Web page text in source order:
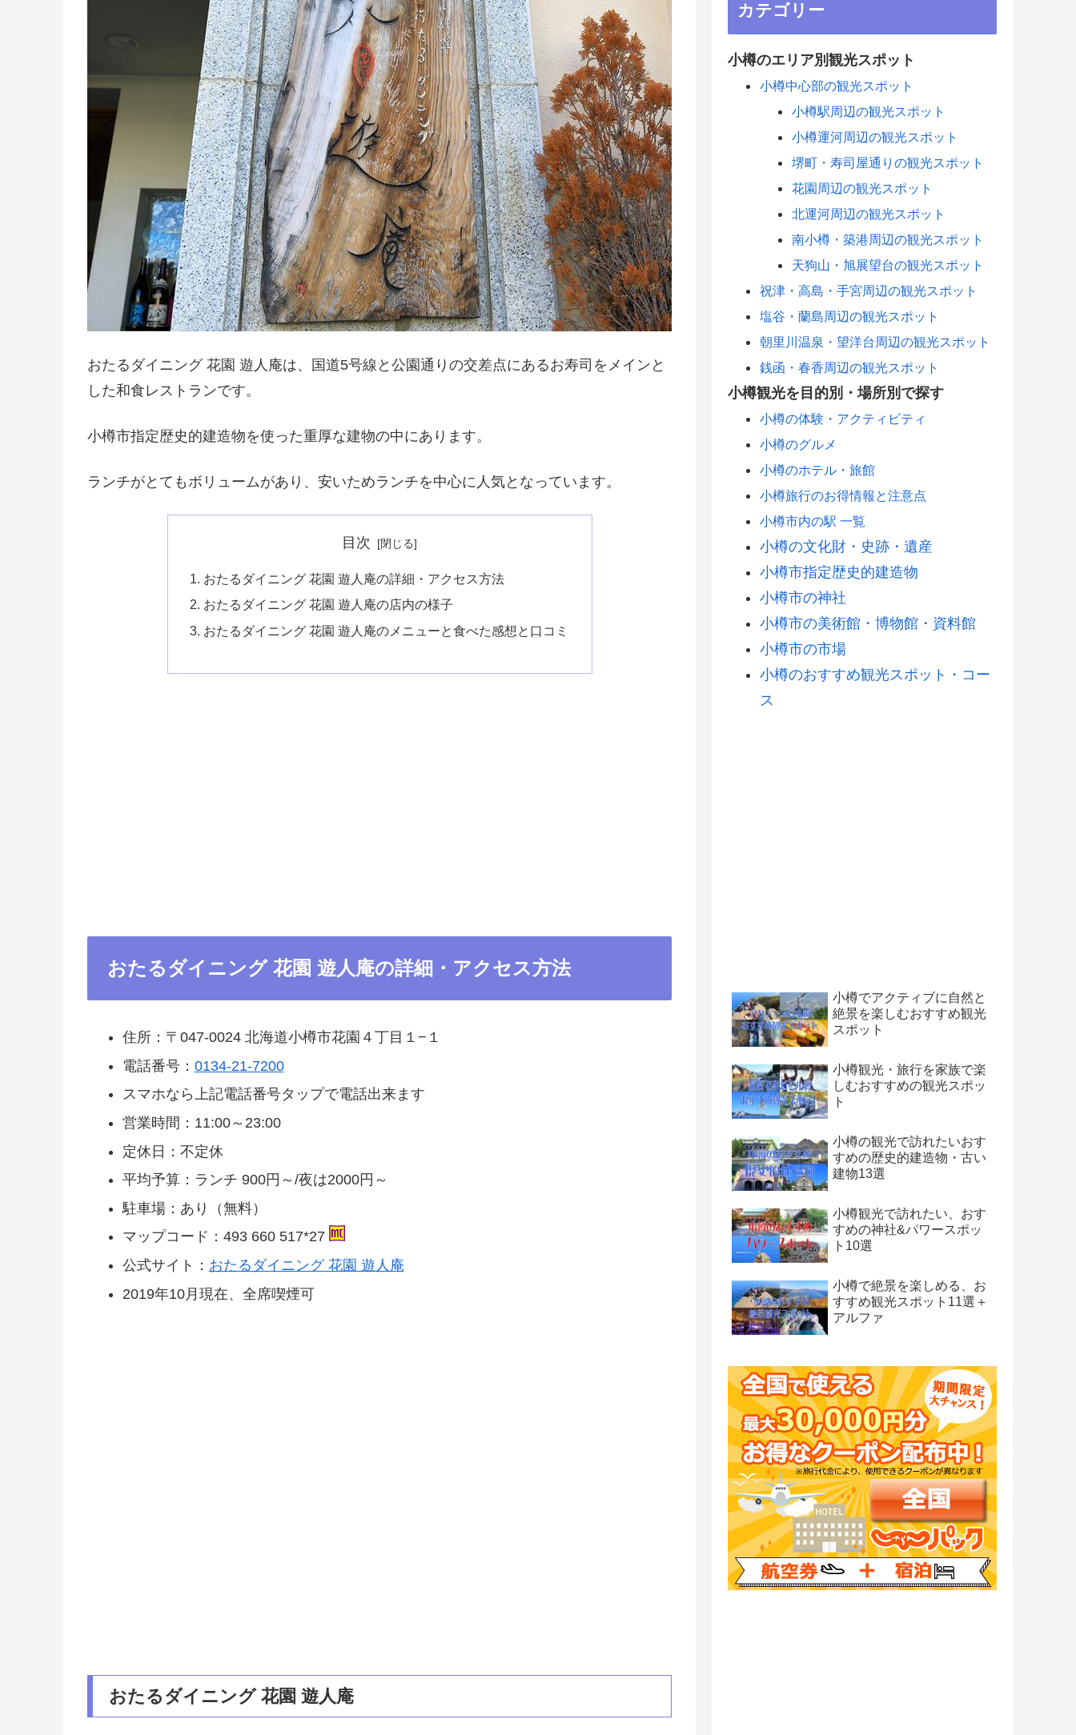
おたるダイニング 花園 遊人庵は、国道5号線と公園通りの交差点にあるお寿司をメインと
した和食レストランです。
小樽市指定歴史的建造物を使った重厚な建物の中にあります。
ランチがとてもボリュームがあり、安いためランチを中心に人気となっています。
目次
おたるダイニング 花園 遊人庵の詳細・アクセス方法
おたるダイニング 花園 遊人庵の店内の様子
おたるダイニング 花園 遊人庵のメニューと食べた感想と口コミ
おたるダイニング 花園 遊人庵の詳細・アクセス方法
住所：〒047-0024 北海道小樽市花園４丁目１−１
電話番号： 0134-21-7200
スマホなら上記電話番号タップで電話出来ます
営業時間：11:00～23:00
定休日：不定休
平均予算：ランチ 900円～/夜は2000円～
駐車場：あり（無料）
マップコード：493 660 517*27
公式サイト： おたるダイニング 花園 遊人庵
2019年10月現在、全席喫煙可
おたるダイニング 花園 遊人庵
カテゴリー
小樽のエリア別観光スポット
小樽中心部の観光スポット
小樽駅周辺の観光スポット
小樽運河周辺の観光スポット
堺町・寿司屋通りの観光スポット
花園周辺の観光スポット
北運河周辺の観光スポット
南小樽・築港周辺の観光スポット
天狗山・旭展望台の観光スポット
祝津・高島・手宮周辺の観光スポット
塩谷・蘭島周辺の観光スポット
朝里川温泉・望洋台周辺の観光スポット
銭函・春香周辺の観光スポット
小樽観光を目的別・場所別で探す
小樽の体験・アクティビティ
小樽のグルメ
小樽のホテル・旅館
小樽旅行のお得情報と注意点
小樽市内の駅 一覧
小樽の文化財・史跡・遺産
小樽市指定歴史的建造物
小樽市の神社
小樽市の美術館・博物館・資料館
小樽市の市場
小樽のおすすめ観光スポット・コー
ス
小樽でアクティブに自然と
絶景を楽しむおすすめ観光
スポット
小樽観光・旅行を家族で楽
しむおすすめの観光スポッ
ト
小樽の観光で訪れたいおす
すめの歴史的建造物・古い
建物13選
小樽観光で訪れたい、おす
すめの神社&パワースポッ
ト10選
小樽で絶景を楽しめる、お
すすめ観光スポット11選＋
アルファ